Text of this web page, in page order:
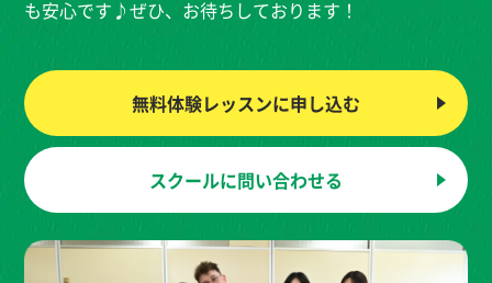
も安心です♪ぜひ、お待ちしております！
無料体験レッスンに申し込む
スクールに問い合わせる